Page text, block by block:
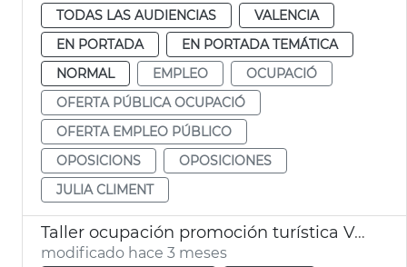
TODAS LAS AUDIENCIAS
VALENCIA
EN PORTADA
EN PORTADA TEMÁTICA
NORMAL
EMPLEO
OCUPACIÓ
OFERTA PÚBLICA OCUPACIÓ
OFERTA EMPLEO PÚBLICO
OPOSICIONS
OPOSICIONES
JULIA CLIMENT
Taller ocupación promoción turística València
modificado hace 3 meses